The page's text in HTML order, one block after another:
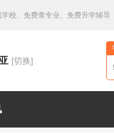
校、免费查专业、免费升学辅导
[切换]